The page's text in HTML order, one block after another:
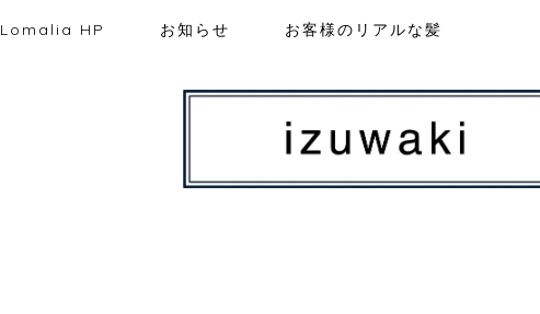
Lomalia HP お知らせ お客様のリアルな髪